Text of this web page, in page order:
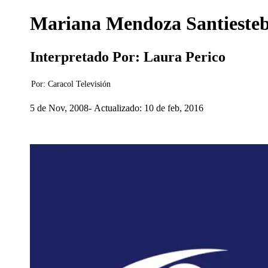
Mariana Mendoza
Interpretado Por: Laura Perico
Por: Caracol Televisión
5 de Nov, 2008 Actualizado: 10 de feb, 2016